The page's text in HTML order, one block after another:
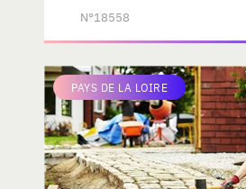
N°18558
PAYS DE LA LOIRE